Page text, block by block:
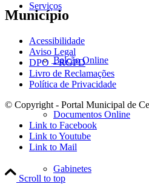
Serviços
Balcão Online
Documentos Online
Gabinetes
Município
Acessibilidade
Aviso Legal
DPO – RGPD
Livro de Reclamações
Política de Privacidade
© Copyright - Portal Municipal de
Link to Facebook
Link to Youtube
Link to Mail
Scroll to top